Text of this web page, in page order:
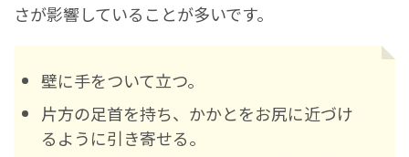
さが影響していることが多いです。
壁に手をついて立つ。
片方の足首を持ち、かかとをお尻に近づけ
るように引き寄せる。